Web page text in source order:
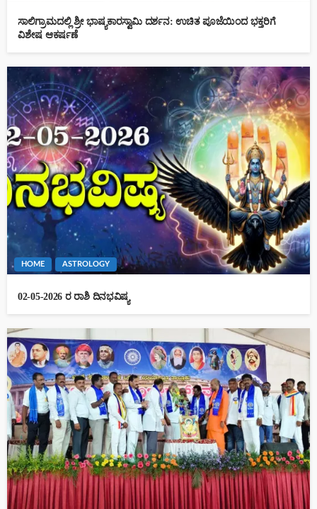
ಸಾಲಿಗ್ರಾಮದಲ್ಲಿ ಶ್ರೀ ಭಾಷ್ಯಕಾರಸ್ವಾಮಿ ದರ್ಶನ: ಉಚಿತ ಪೂಜೆಯಿಂದ ಭಕ್ತರಿಗೆ
ವಿಶೇಷ ಆಕರ್ಷಣೆ
HOME ASTROLOGY
02-05-2026 ರ ರಾಶಿ ದಿನಭವಿಷ್ಯ